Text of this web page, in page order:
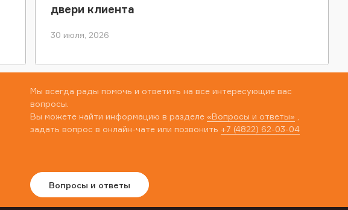
двери клиента
30 июля, 2026
Мы всегда рады помочь и ответить на все интересующие вас
вопросы.
Вы можете найти информацию в разделе «Вопросы и ответы»
задать вопрос в онлайн-чате или позвонить +7 (4822) 62-03-04
Вопросы и ответы